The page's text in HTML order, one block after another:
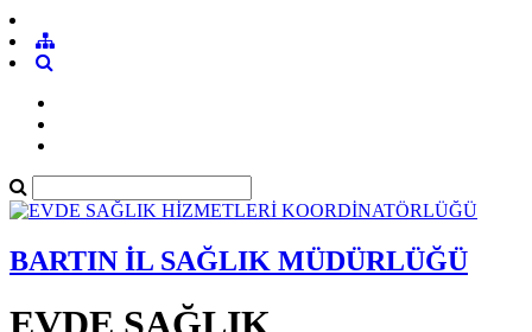
BARTIN İL SAĞLIK MÜDÜRLÜĞÜ